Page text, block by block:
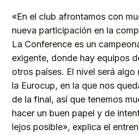
«En el club afrontamos con
nueva participación en la
La Conference es un
exigente, donde hay equipos
otros países. El nivel será algo
la Eurocup, en la que nos
de la final, así que tenemos
hacer un buen papel y de
lejos posible», explica el